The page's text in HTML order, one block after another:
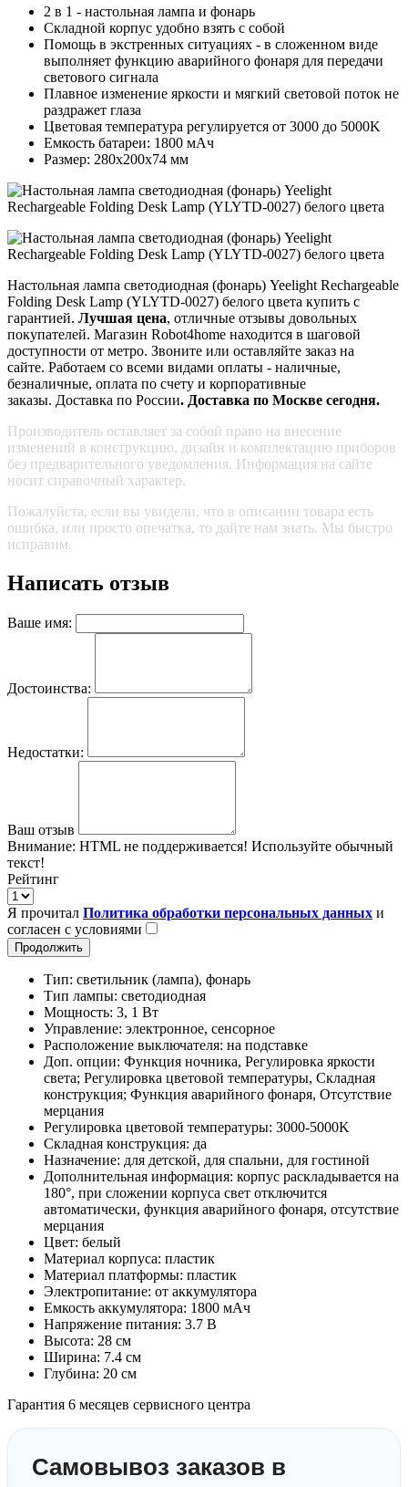
2 в 1 - настольная лампа и фонарь
Складной корпус удобно взять с собой
Помощь в экстренных ситуациях - в сложенном виде
выполняет функцию аварийного фонаря для передачи
светового сигнала
Плавное изменение яркости и мягкий световой поток не
раздражет глаза
Цветовая температура регулируется от 3000 до 5000K
Емкость батареи: 1800 мАч
Размер: 280x200x74 мм
Настольная лампа светодиодная (фонарь) Yeelight Rechargeable
Folding Desk Lamp (YLYTD-0027) белого цвета купить с
гарантией. Лучшая цена, отличные отзывы довольных
покупателей. Магазин Robot4home находится в шаговой
доступности от метро. Звоните или оставляйте заказ на
сайте. Работаем со всеми видами оплаты - наличные,
безналичные, оплата по счету и корпоративные
заказы. Доставка по России. Доставка по Москве сегодня.
Производитель оставляет за собой право на внесение
изменений в конструкцию, дизайн и комплектацию приборов
без предварительного уведомления. Информация на сайте
носит справочный характер.
Пожалуйста, если вы увидели, что в описании товара есть
ошибка, или просто опечатка, то дайте нам знать. Мы быстро
исправим.
Написать отзыв
Ваше имя:
Достоинства:
Недостатки:
Ваш отзыв
Внимание: HTML не поддерживается! Используйте обычный
текст!
Рейтинг
Я прочитал Политика обработки персональных данных и
согласен с условиями
Продолжить
Тип: светильник (лампа), фонарь
Тип лампы: светодиодная
Мощность: 3, 1 Вт
Управление: электронное, сенсорное
Расположение выключателя: на подставке
Доп. опции: Функция ночника, Регулировка яркости
света; Регулировка цветовой температуры, Складная
конструкция; Функция аварийного фонаря, Отсутствие
мерцания
Регулировка цветовой температуры: 3000-5000K
Складная конструкция: да
Назначение: для детской, для спальни, для гостиной
Дополнительная информация: корпус раскладывается на
180°, при сложении корпуса свет отключится
автоматически, функция аварийного фонаря, отсутствие
мерцания
Цвет: белый
Материал корпуса: пластик
Материал платформы: пластик
Электропитание: от аккумулятора
Емкость аккумулятора: 1800 мАч
Напряжение питания: 3.7 B
Высота: 28 см
Ширина: 7.4 см
Глубина: 20 см
Гарантия 6 месяцев сервисного центра
Самовывоз заказов в